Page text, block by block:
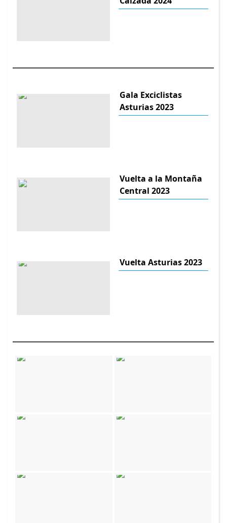
Gala Exciclistas
Asturias 2023
Vuelta a la Montaña
Central 2023
Vuelta Asturias 2023